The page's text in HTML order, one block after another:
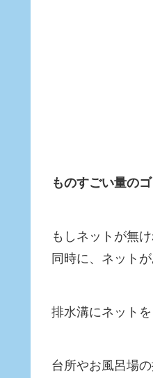
ものすごい量の
もしネットが無
同時に、ネット
排水溝にネット
台所やお風呂場